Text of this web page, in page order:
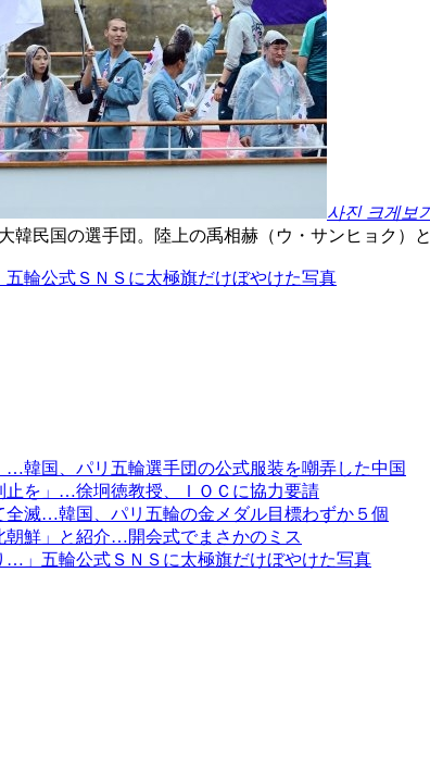
사진 크게보
韓民国の選手団。陸上の禹相赫（ウ・サンヒョク
輪公式ＳＮＳに太極旗だけぼやけた写真
…韓国、パリ五輪選手団の公式服装を嘲弄した中国
止を」…徐坰徳教授、ＩＯＣに協力要請
全滅…韓国、パリ五輪の金メダル目標わずか５個
朝鮮」と紹介…開会式でまさかのミス
…」五輪公式ＳＮＳに太極旗だけぼやけた写真